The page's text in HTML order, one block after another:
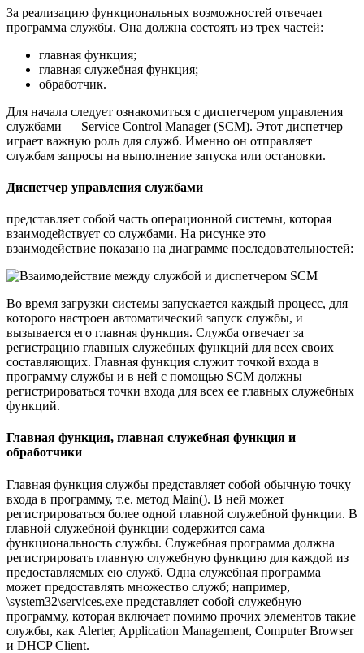
За реализацию функциональных возможностей отвечает
программа службы. Она должна состоять из трех частей:
главная функция;
главная служебная функция;
обработчик.
Для начала следует ознакомиться с диспетчером управления
службами — Service Control Manager (SCM). Этот диспетчер
играет важную роль для служб. Именно он отправляет
службам запросы на выполнение запуска или остановки.
Диспетчер управления службами
представляет собой часть операционной системы, которая
взаимодействует со службами. На рисунке это
взаимодействие показано на диаграмме последовательностей:
Во время загрузки системы запускается каждый процесс, для
которого настроен автоматический запуск службы, и
вызывается его главная функция. Служба отвечает за
регистрацию главных служебных функций для всех своих
составляющих. Главная функция служит точкой входа в
программу службы и в ней с помощью SCM должны
регистрироваться точки входа для всех ее главных служебных
функций.
Главная функция, главная служебная функция и
обработчики
Главная функция службы представляет собой обычную точку
входа в программу, т.е. метод Main(). В ней может
регистрироваться более одной главной служебной функции. В
главной служебной функции содержится сама
функциональность службы. Служебная программа должна
регистрировать главную служебную функцию для каждой из
предоставляемых ею служб. Одна служебная программа
может предоставлять множество служб; например,
\system32\services.ехе представляет собой служебную
программу, которая включает помимо прочих элементов такие
службы, как Alerter, Application Management, Computer Browser
и DHCP Client.